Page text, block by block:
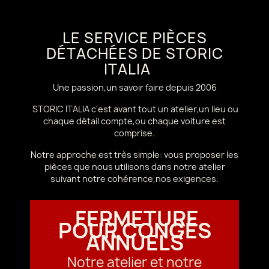
LE SERVICE PIÈCES
DÉTACHÉES DE STORIC
ITALIA
Une passion,un savoir faire depuis 2006
STORIC ITALIA c'est avant tout un atelier,un lieu ou
chaque détail compte,ou chaque voiture est
comprise.
Notre approche est très simple: vous proposer les
pièces que nous utilisons dans notre atelier
suivant notre cohérence,nos exigences.
FERMETURE
POUR CONGÉS
ANNUELS
Notre atelier et notre